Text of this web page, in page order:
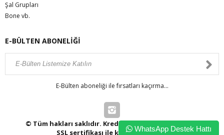
Şal Grupları
Bone vb.
E-BÜLTEN ABONELİĞİ
E-Bülten aboneliği ile fırsatları kaçırma...
© Tüm hakları saklıdır. Kredi kartı bilgileriniz 256bit
SSL sertifikası ile korunmaktadır.WhatsApp Destek Hattı